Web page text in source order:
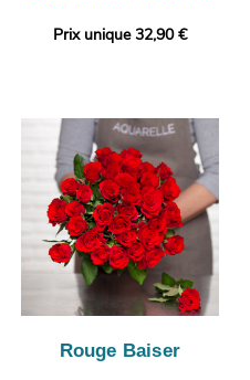
Prix unique 32,90 €
Rouge Baiser